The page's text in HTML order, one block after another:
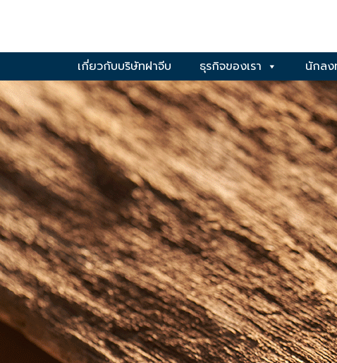
เกี่ยวกับบริษัทฝาจีบ ธุรกิจของเรา นักล